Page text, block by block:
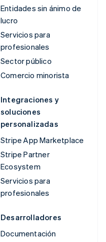
Entidades sin ánimo de
lucro
Servicios para
profesionales
Sector público
Comercio minorista
Integraciones y
soluciones
personalizadas
Stripe App Marketplace
Stripe Partner
Ecosystem
Servicios para
profesionales
Desarrolladores
Documentación